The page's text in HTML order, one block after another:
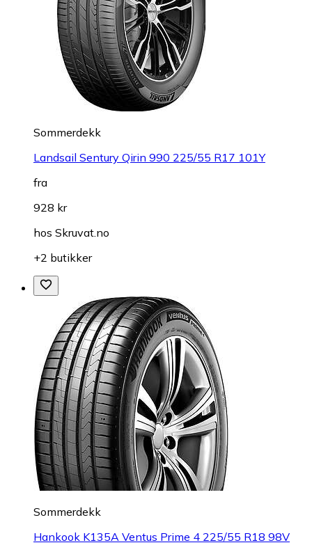
Sommerdekk
Landsail Sentury Qirin 990 225/55 R17 101Y
fra
928 kr
hos Skruvat.no
+2 butikker
Sommerdekk
Hankook K135A Ventus Prime 4 225/55 R18 98V